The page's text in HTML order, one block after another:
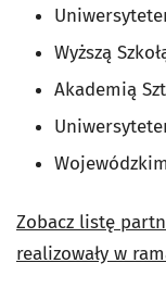
Wyższą
Akademią
Zobacz listę
realizowały w